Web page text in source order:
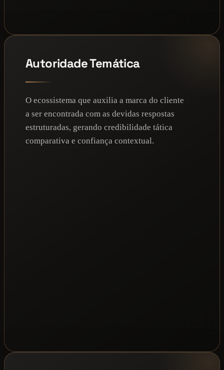
Autoridade Temática
O ecossistema que auxilia a marca do cliente
a ser encontrada com as devidas respostas
estruturadas, gerando credibilidade tática
comparativa e confiança contextual.